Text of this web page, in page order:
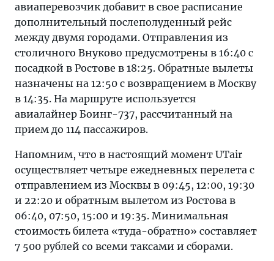
авиаперевозчик добавит в свое расписание
дополнительный послеполуденный рейс
между двумя городами. Отправления из
столичного Внуково предусмотрены в 16:40 с
посадкой в Ростове в 18:25. Обратные вылеты
назначены на 12:50 с возвращением в Москву
в 14:35. На маршруте используется
авиалайнер Боинг-737, рассчитанный на
прием до 114 пассажиров.
Напомним, что в настоящий момент UTair
осуществляет четыре ежедневных перелета с
отправлением из Москвы в 09:45, 12:00, 19:30
и 22:20 и обратным вылетом из Ростова в
06:40, 07:50, 15:00 и 19:35. Минимальная
стоимость билета «туда-обратно» составляет
7 500 рублей со всеми таксами и сборами.